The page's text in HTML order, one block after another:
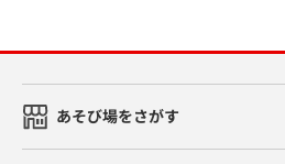
あそび場をさがす